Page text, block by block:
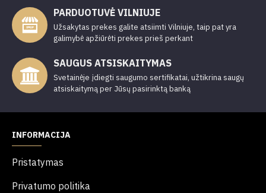
PARDUOTUVĖ VILNIUJE
Užsakytas prekes galite atsiimti Vilniuje, taip pat yra
galimybė apžiūrėti prekes prieš perkant
SAUGUS ATSISKAITYMAS
Svetainėje įdiegti saugumo sertifikatai, užtikrina saugų
atsiskaitymą per Jūsų pasirinktą banką
INFORMACIJA
Pristatymas
Privatumo politika